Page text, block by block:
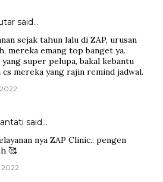
said…
sejak tahun lalu di ZAP, urusan
mereka emang top banget ya.
super pelupa, bakal kebantu
cs mereka yang rajin remind jadwal.
said…
nya ZAP Clinic.. pengen
🥰
2022